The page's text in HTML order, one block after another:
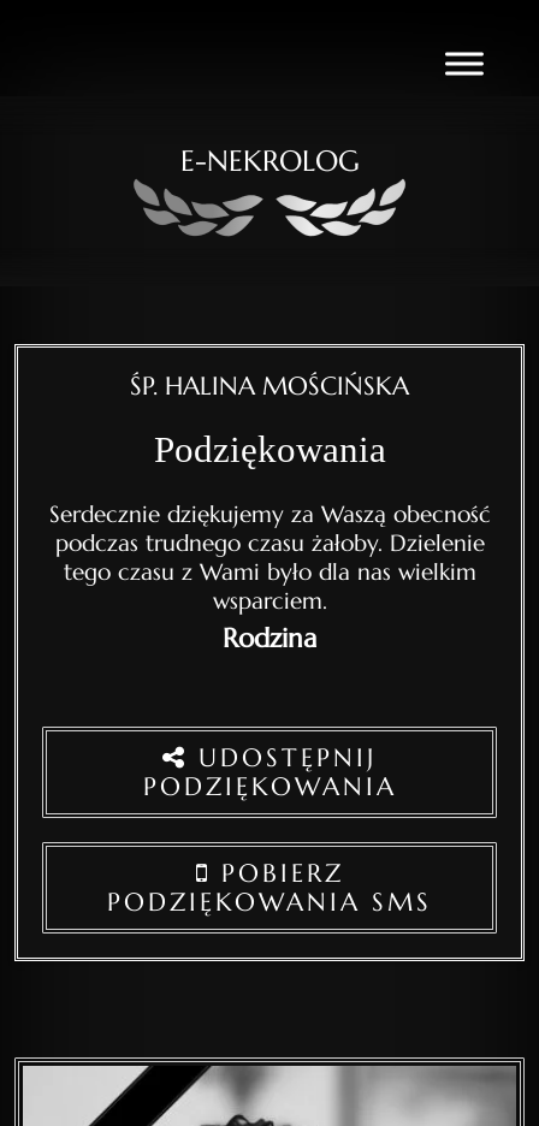
E-NEKROLOG
ŚP. HALINA MOŚCIŃSKA
Podziękowania
Serdecznie dziękujemy za Waszą obecność
podczas trudnego czasu żałoby. Dzielenie
tego czasu z Wami było dla nas wielkim
wsparciem.
Rodzina
UDOSTĘPNIJ
PODZIĘKOWANIA
POBIERZ
PODZIĘKOWANIA SMS